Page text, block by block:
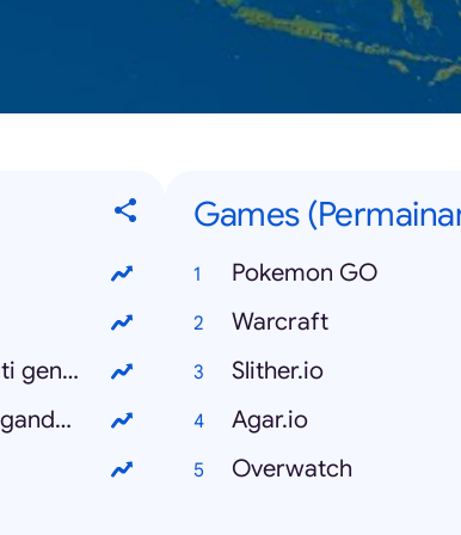
Kenapa permainan tradisional kurang diminati generasi kini
Kenapa sakit di salur peranakan semasa mengandung
Games
Pokemon GO
Warcraft
Slither.io
Agar.io
Overwatch